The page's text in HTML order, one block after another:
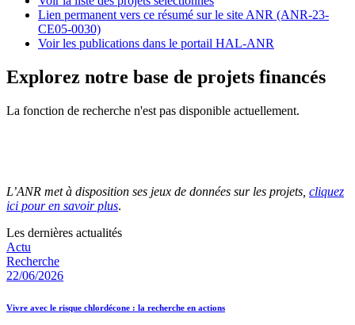
Lien permanent vers ce résumé sur le site ANR (ANR-23-
CE05-0030)
Voir les publications dans le portail HAL-ANR
Explorez notre base de projets financés
La fonction de recherche n'est pas disponible actuellement.
L’ANR met à disposition ses jeux de données sur les projets, cliquez
ici pour en savoir plus.
Les dernières actualités
Actu
Recherche
22/06/2026
Vivre avec le risque chlordécone : la recherche en actions